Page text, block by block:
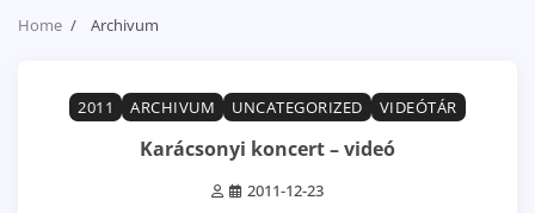
Home Archivum
2011
ARCHIVUM UNCATEGORIZED VIDEÓTÁR
Karácsonyi koncert – videó
2011-12-23